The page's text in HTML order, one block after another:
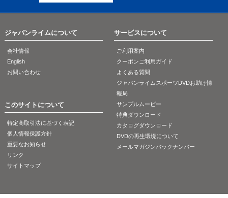
円盤をより遠くへ飛ば
すために
ME313-S
リハビリテーショ
ン／理学療法
投球肩／投球障害～ゼ
ロポジション保持機能
2023/9/26 1138-S
U-18 誰にでもできるこ
よう
ジャパンライムについて
会社情報
English
お問い合わせ
このサイトについて
特定商取引法に基づく表記
個人情報保護方針
重要なお知らせ
リンク
サイトマップ
サービスについて
ご利用案内
クーポンご利用ガイド
よくある質問
ジャパンライムスポーツDVDお助け情
報局
サンプルムービー
特典ダウンロード
カタログダウンロード
DVDの再生環境について
メールマガジンバックナンバー